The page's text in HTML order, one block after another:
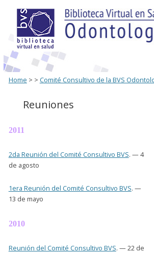
Home > > Comité Consultivo de la BVS
Reuniones
2011
2da Reunión del Comité Consultivo BVS. — 4
de agosto
1era Reunión del Comité Consultivo BVS. —
13 de mayo
2010
Reunión del Comité Consultivo BVS. — 22 de